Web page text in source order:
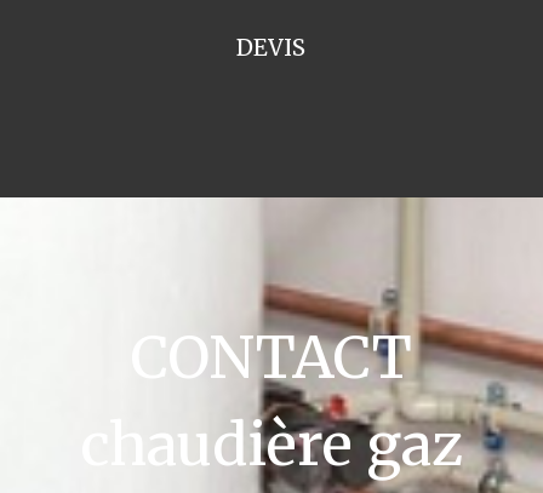
DEVIS
CONTACT
chaudière gaz